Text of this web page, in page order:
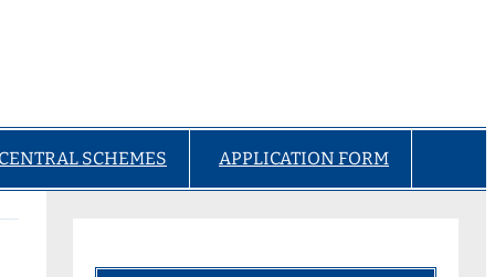
SCHEMES APPLICATION FORM